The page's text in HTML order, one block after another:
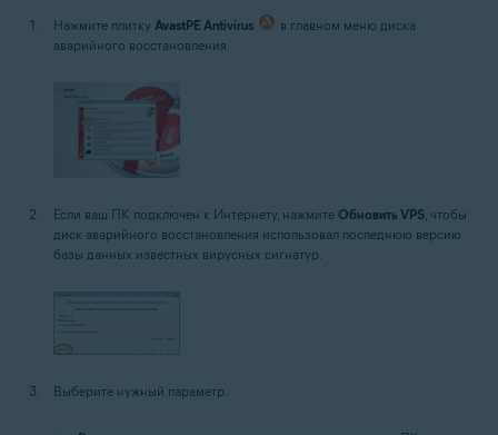
Нажмите плитку AvastPE Antivirus
в главном меню диска
аварийного восстановления.
Если ваш ПК подключен к Интернету, нажмите Обновить VPS , чтобы
диск аварийного восстановления использовал последнюю версию
базы данных известных вирусных сигнатур.
Выберите нужный параметр.